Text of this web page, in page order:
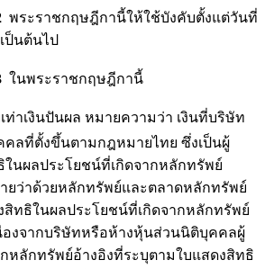
พระราชกฤษฎีกานี้ให้ใช้บังคับตั้งแต่วันที่
ป็นต้นไป
ในพระราชกฤษฎีกานี้
ปันผล หมายความว่า เงินที่บริษัท
ลที่ตั้งขึ้นตามกฎหมายไทย ซึ่งเป็นผู้
ในผลประโยชน์ที่เกิดจากหลักทรัพย์
ยว่าด้วยหลักทรัพย์และตลาดหลักทรัพย์
สิทธิในผลประโยชน์ที่เกิดจากหลักทรัพย์
องจากบริษัทหรือห้างหุ้นส่วนนิติบุคคลผู้
กหลักทรัพย์อ้างอิงที่ระบุตามใบแสดงสิทธิ